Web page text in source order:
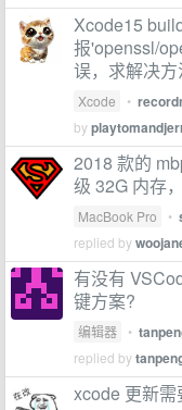
Xcode15
报'openssl/
误，求解决
Xcode •
by
2018 款的
级 32G 内存
MacBook Pro •
replied by
有没有
键方案?
编辑器 •
replied by
xcode 更新需